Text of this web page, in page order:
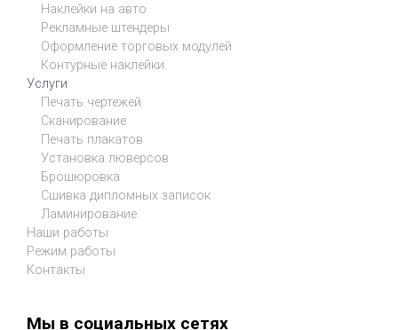
Наклейки на авто
Рекламные штендеры
Оформление торговых модулей
Контурные наклейки
Услуги
Печать чертежей
Сканирование
Печать плакатов
Установка люверсов
Брошюровка
Сшивка дипломных записок
Ламинирование
Наши работы
Режим работы
Контакты
Мы в социальных сетях